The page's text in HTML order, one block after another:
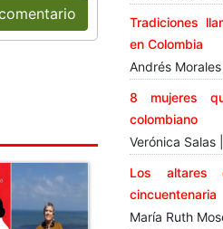
Tradiciones
en Colombia
Andrés
8 mujeres
colombiano
Verónica Salas
Los altares
cincuentenaria
María Ruth